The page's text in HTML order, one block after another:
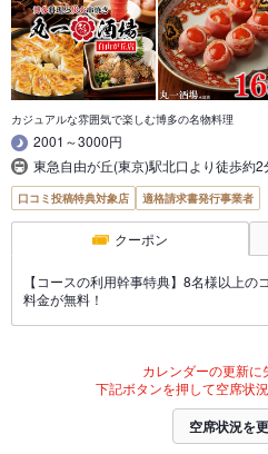
カジュアルな雰囲気で楽しむ博多の名物料理
2001～3000円
東急自由が丘(東京)駅北口より徒歩約2
口コミ投稿特典対象店 適格請求書発行事業者
クーポン
【コースの利用幹事特典】8名様以上の
料金が無料！
カレンダーの更新に
下記ボタンを押して空席状
空席状況を